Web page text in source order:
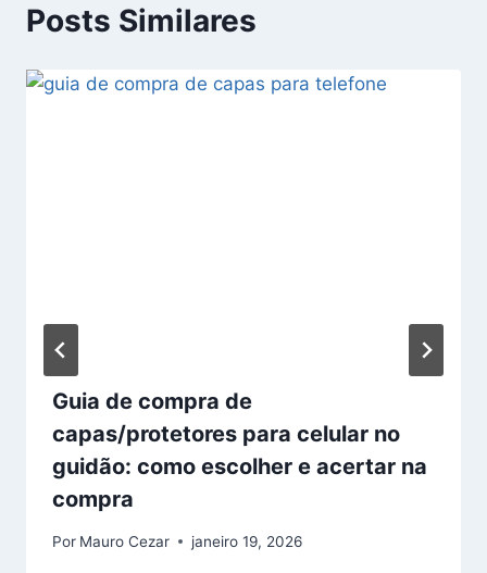
Posts Similares
Guia de compra de
capas/protetores para celular no
guidão: como escolher e acertar na
compra
Por Mauro Cezar janeiro 19, 2026